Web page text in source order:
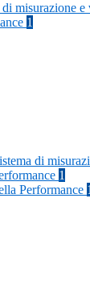
di misurazione
1
di
1
Performance 1